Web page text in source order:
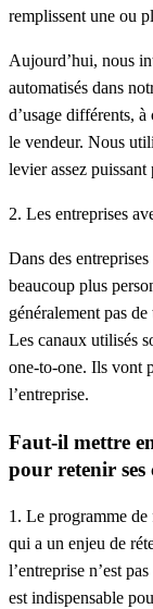
remplissent une ou
Aujourd’hui, nous
automatisés dans
d’usage différents,
le vendeur. Nous
levier assez
2. Les entreprises
Dans des
beaucoup plus
généralement pas
Les canaux utilisés
one-to-one. Ils vont
l’entreprise.
Faut-il mettre
pour retenir ses
1. Le programme
qui a un enjeu de
l’entreprise n’est
est indispensable